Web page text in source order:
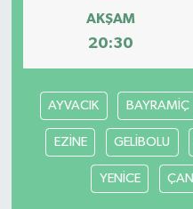
AKŞAM
20:30
AYVACIK BAYRAMİÇ
EZİNE GELİBOLU
YENİCE ÇAN